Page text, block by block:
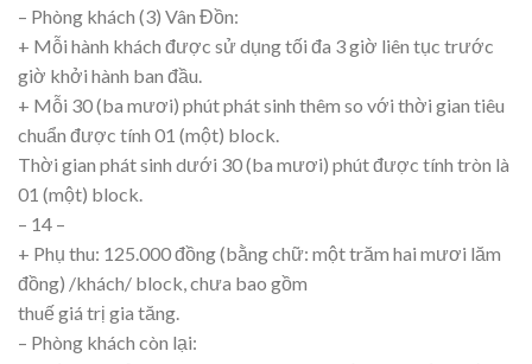
– Phòng khách (3) Vân Đồn:
+ Mỗi hành khách được sử dụng tối đa 3 giờ liên tục trước
giờ khởi hành ban đầu.
+ Mỗi 30 (ba mươi) phút phát sinh thêm so với thời gian tiêu
chuẩn được tính 01 (một) block.
Thời gian phát sinh dưới 30 (ba mươi) phút được tính tròn là
01 (một) block.
– 14 –
+ Phụ thu: 125.000 đồng (bằng chữ: một trăm hai mươi lăm
đồng) /khách/ block, chưa bao gồm
thuế giá trị gia tăng.
– Phòng khách còn lại: